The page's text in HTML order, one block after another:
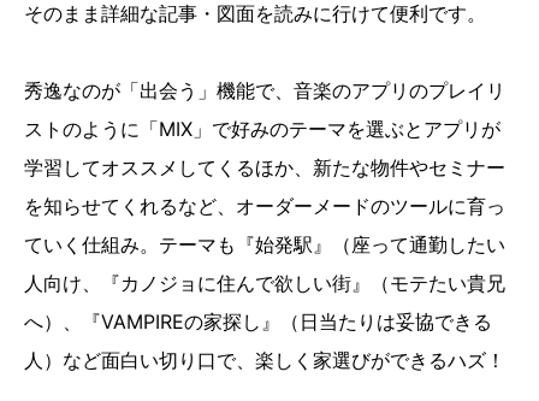
そのまま詳細な記事・図面を読みに行けて便利です。
秀逸なのが「出会う」機能で、音楽のアプリのプレイリ
ストのように「MIX」で好みのテーマを選ぶとアプリが
学習してオススメしてくるほか、新たな物件やセミナー
を知らせてくれるなど、オーダーメードのツールに育っ
ていく仕組み。テーマも『始発駅』（座って通勤したい
人向け、『カノジョに住んで欲しい街』（モテたい貴兄
へ）、『VAMPIREの家探し』（日当たりは妥協できる
人）など面白い切り口で、楽しく家選びができるハズ！